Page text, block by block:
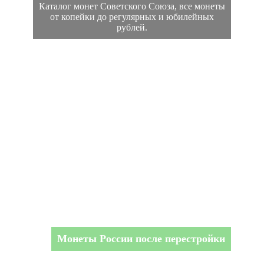
Каталог монет Советского Союза, все монеты
от копейки до регулярных и юбилейных
рублей.
Монеты России после перестройки